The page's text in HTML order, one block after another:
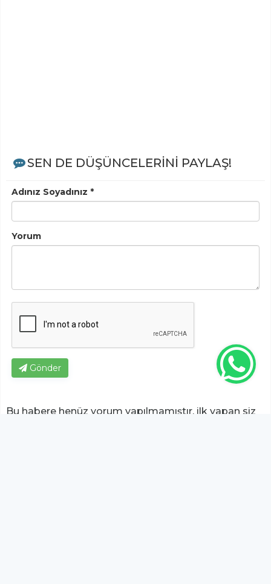
SEN DE DÜŞÜNCELERİNİ PAYLAŞ!
Adınız Soyadınız *
Yorum
Gönder
Bu habere henüz yorum yapılmamıştır, ilk yapan siz